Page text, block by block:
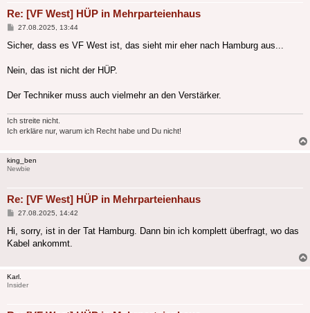
Re: [VF West] HÜP in Mehrparteienhaus
Beitrag
27.08.2025, 13:44
Sicher, dass es VF West ist, das sieht mir eher nach Hamburg aus...
Nein, das ist nicht der HÜP.
Der Techniker muss auch vielmehr an den Verstärker.
Ich streite nicht.
Ich erkläre nur, warum ich Recht habe und Du nicht!
king_ben
Newbie
Re: [VF West] HÜP in Mehrparteienhaus
Beitrag
27.08.2025, 14:42
Hi, sorry, ist in der Tat Hamburg. Dann bin ich komplett überfragt, wo das
Kabel ankommt.
Karl.
Insider